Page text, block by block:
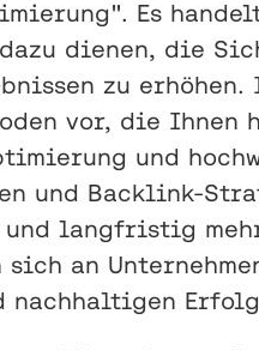
Es
dienen, die
zu
vor, die
und
und Backlink-
langfristig
an
nachhaltigen